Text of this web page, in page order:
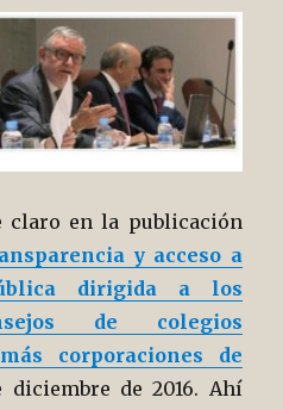
claro en la publicación
y acceso a
dirigida a los
de colegios
corporaciones de
diciembre de 2016. Ahí